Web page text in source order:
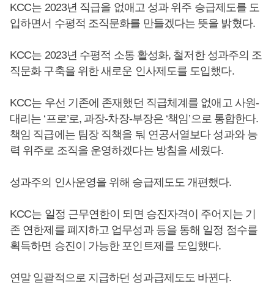
KCC는 2023년 직급을 없애고 성과 위주 승급제도를 도
입하면서 수평적 조직문화를 만들겠다는 뜻을 밝혔다.
KCC는 2023년 수평적 소통 활성화, 철저한 성과주의 조
직문화 구축을 위한 새로운 인사제도를 도입했다.
KCC는 우선 기존에 존재했던 직급체계를 없애고 사원-
대리는 ‘프로’로, 과장-차장-부장은 ‘책임’으로 통합한다.
책임 직급에는 팀장 직책을 둬 연공서열보다 성과와 능
력 위주로 조직을 운영하겠다는 방침을 세웠다.
성과주의 인사운영을 위해 승급제도도 개편했다.
KCC는 일정 근무연한이 되면 승진자격이 주어지는 기
존 연한제를 폐지하고 업무성과 등을 통해 일정 점수를
획득하면 승진이 가능한 포인트제를 도입했다.
연말 일괄적으로 지급하던 성과급제도도 바뀐다.